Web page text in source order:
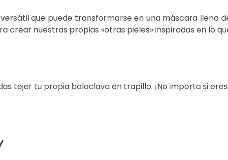
que puede transformarse en una máscara llena
nuestras propias «otras pieles» inspiradas en lo
tejer tu propia balaclava en trapillo. ¡No importa si